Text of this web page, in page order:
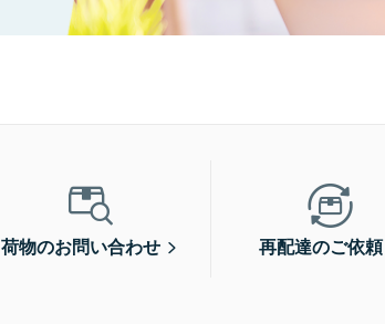
荷物のお問い合わせ 再配達のご依頼